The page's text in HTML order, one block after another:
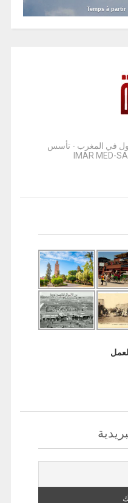
Temps à partir
في المغرب - تأسس